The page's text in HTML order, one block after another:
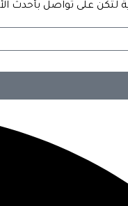
لتكن على تواصل بأحدث